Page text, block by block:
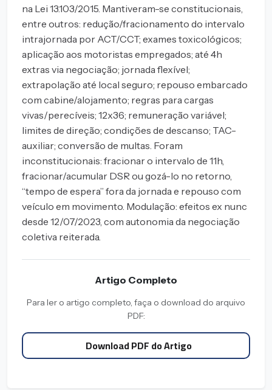
na Lei 13.103/2015. Mantiveram-se constitucionais,
entre outros: redução/fracionamento do intervalo
intrajornada por ACT/CCT; exames toxicológicos;
aplicação aos motoristas empregados; até 4h
extras via negociação; jornada flexível;
extrapolação até local seguro; repouso embarcado
com cabine/alojamento; regras para cargas
vivas/perecíveis; 12x36; remuneração variável;
limites de direção; condições de descanso; TAC-
auxiliar; conversão de multas. Foram
inconstitucionais: fracionar o intervalo de 11h,
fracionar/acumular DSR ou gozá-lo no retorno,
“tempo de espera” fora da jornada e repouso com
veículo em movimento. Modulação: efeitos ex nunc
desde 12/07/2023, com autonomia da negociação
coletiva reiterada.
Artigo Completo
Para ler o artigo completo, faça o download do arquivo
PDF:
Download PDF do Artigo